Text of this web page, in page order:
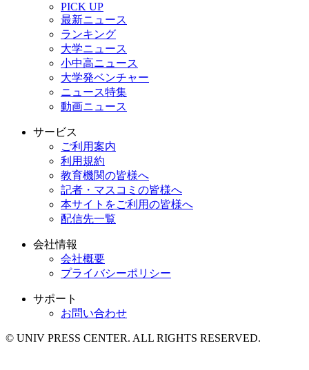
PICK UP
最新ニュース
ランキング
大学ニュース
小中高ニュース
大学発ベンチャー
ニュース特集
動画ニュース
サービス
ご利用案内
利用規約
教育機関の皆様へ
記者・マスコミの皆様へ
本サイトをご利用の皆様へ
配信先一覧
会社情報
会社概要
プライバシーポリシー
サポート
お問い合わせ
© UNIV PRESS CENTER. ALL RIGHTS RESERVED.